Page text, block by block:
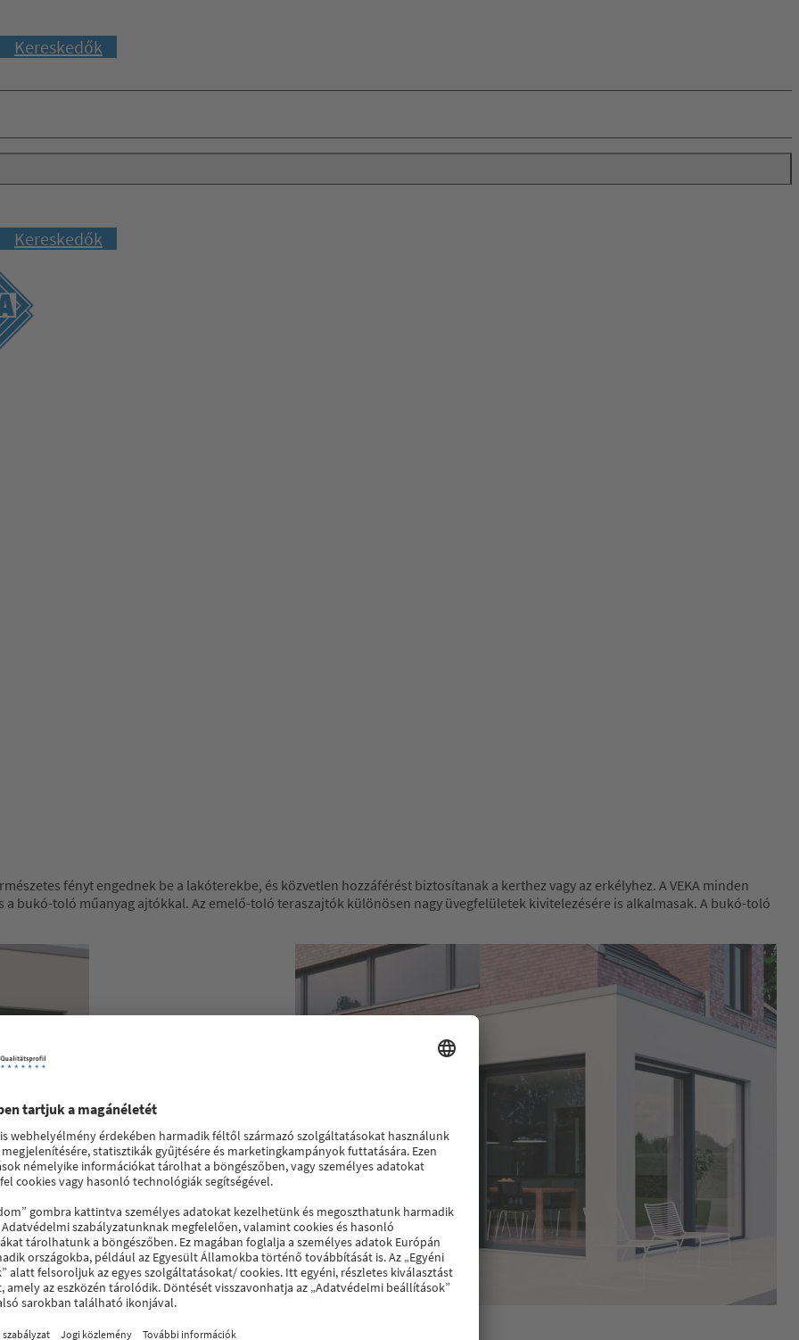
Kereskedők
Kereskedők
fényt engednek be a lakóterekbe, és közvetlen hozzáférést biztosítanak a kerthez vagy az erkélyhez. A VEKA minden
bukó-toló műanyag ajtókkal. Az emelő-toló teraszajtók különösen nagy üvegfelületek kivitelezésére is alkalmasak. A bukó-toló
VEKAMOTION 82 műanyag tolóajtó